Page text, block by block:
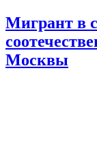
Мигрант в
Москвы